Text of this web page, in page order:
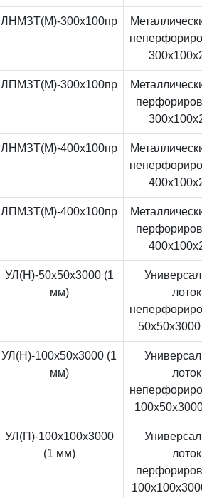
ЛНМЗТ(М)-300x100пр
ЛПМЗТ(М)-300x100пр
ЛНМЗТ(М)-400x100пр
ЛПМЗТ(М)-400x100пр
УЛ(Н)-50x50x3000 (1
мм)
лоток
УЛ(Н)-100x50x3000 (1
мм)
лоток
УЛ(П)-100x100x3000
(1 мм)
лоток